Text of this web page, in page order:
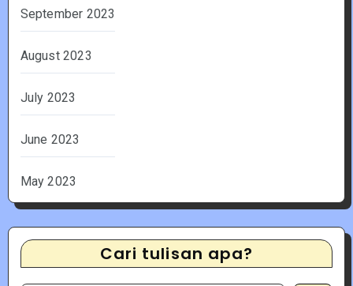
September 2023
August 2023
July 2023
June 2023
May 2023
Cari tulisan apa?